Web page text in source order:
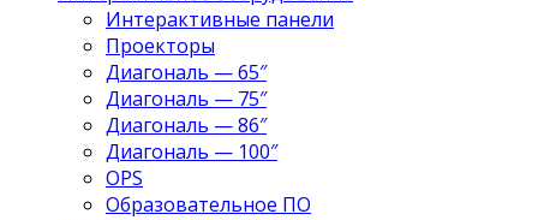
Интерактивные панели
Проекторы
Диагональ — 65″
Диагональ — 75″
Диагональ — 86″
Диагональ — 100″
OPS
Образовательное ПО